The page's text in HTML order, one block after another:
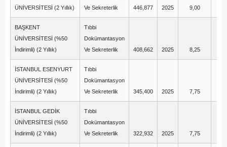
ÜNİVERSİTESİ (2 Yıllık)
Ve Sekreterlik
446,877 2025 9,00
BAŞKENT
ÜNİVERSİTESİ (%50
İndirimli) (2 Yıllık)
Tıbbi
Dokümantasyon
Ve Sekreterlik
408,662 2025 8,25
İSTANBUL ESENYURT
ÜNİVERSİTESİ (%50
İndirimli) (2 Yıllık)
Tıbbi
Dokümantasyon
Ve Sekreterlik
345,400 2025 7,75
İSTANBUL GEDİK
ÜNİVERSİTESİ (%50
İndirimli) (2 Yıllık)
Tıbbi
Dokümantasyon
Ve Sekreterlik
322,932 2025 7,75